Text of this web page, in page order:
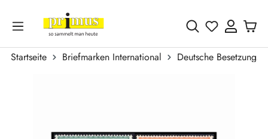
Zum Hauptinhalt springen
Du hast 0
Startseite Briefmarken International
Deutsche